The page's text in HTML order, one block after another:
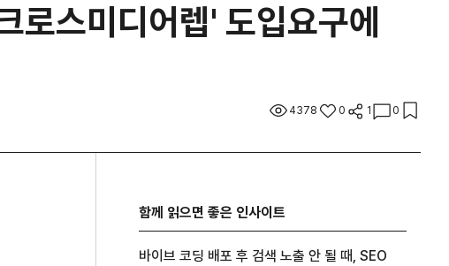
스미디어렙' 도입요구에
4378 0 1 0
함께 읽으면 좋은 인사이트
바이브 코딩 배포 후 검색 노출 안 될 때, SEO